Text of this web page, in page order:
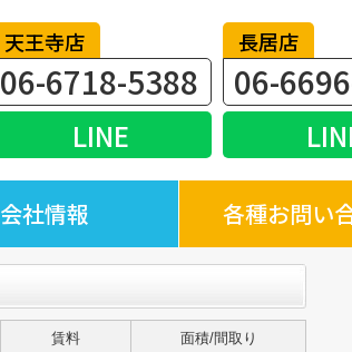
天王寺店
06-6718-5388
LINE
長居店
06-
会社情報 各種お問い
賃料 面積/間取り